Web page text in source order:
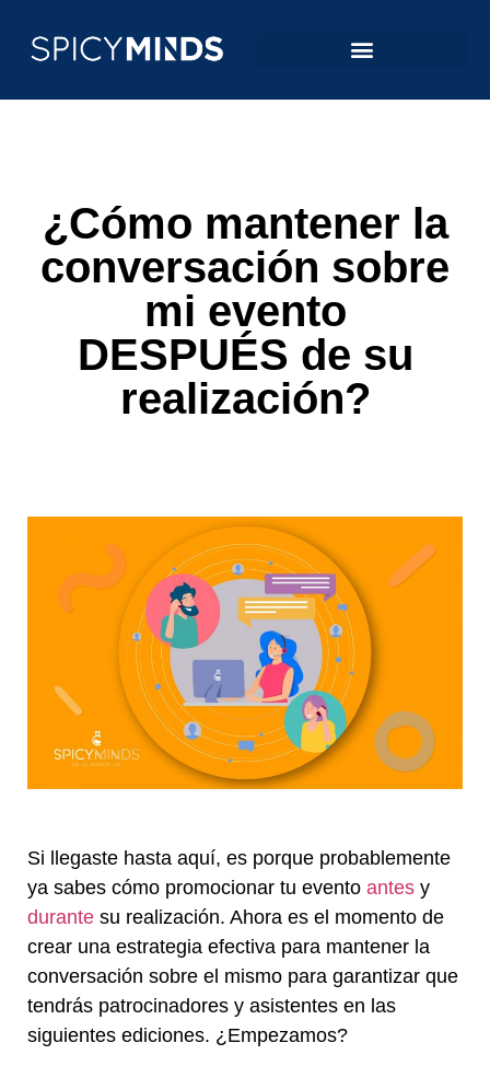
¿Cómo mantener la
conversación sobre
mi evento
DESPUÉS de su
realización?
Si llegaste hasta aquí, es porque probablemente
ya sabes cómo promocionar tu evento antes y
durante su realización. Ahora es el momento de
crear una estrategia efectiva para mantener la
conversación sobre el mismo para garantizar que
tendrás patrocinadores y asistentes en las
siguientes ediciones. ¿Empezamos?